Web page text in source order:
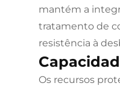
mantém a
tratamento de
resistência à
Os recursos